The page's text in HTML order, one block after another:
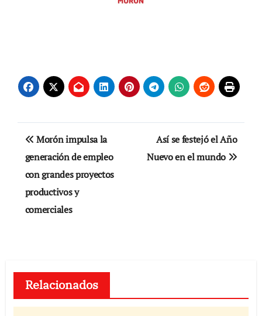
Navegación
de
entradas
Morón impulsa la
generación de empleo
con grandes proyectos
productivos y
comerciales
Así se festejó el Año
Nuevo en el mundo
Relacionados